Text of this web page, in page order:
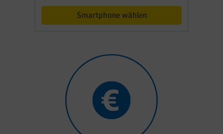
Smartphone wählen